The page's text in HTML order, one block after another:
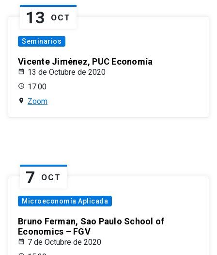
13 OCT
Seminarios
Vicente Jiménez, PUC Economía
13 de Octubre de 2020
17:00
Zoom
7 OCT
Microeconomía Aplicada
Bruno Ferman, Sao Paulo School of
Economics – FGV
7 de Octubre de 2020